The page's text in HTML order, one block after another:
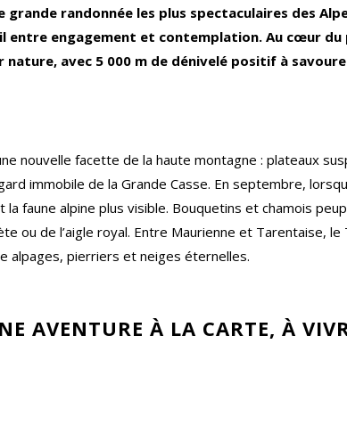
grande randonnée les plus spectaculaires des
entre engagement et contemplation. Au cœur
nature, avec 5 000 m de dénivelé positif à
nouvelle facette de la haute montagne : plateaux
immobile de la Grande Casse. En septembre,
la faune alpine plus visible. Bouquetins et chamois
ou de l’aigle royal. Entre Maurienne et Tarentaise,
alpages, pierriers et neiges éternelles.
AVENTURE À LA CARTE, À